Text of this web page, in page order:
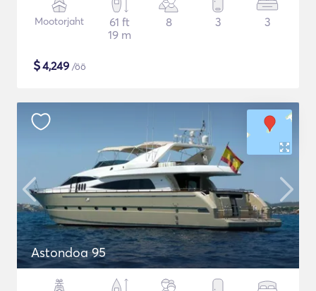
Mootorjaht
61 ft
19 m
8 3 3
$4,249 /öö
Astondoa 95